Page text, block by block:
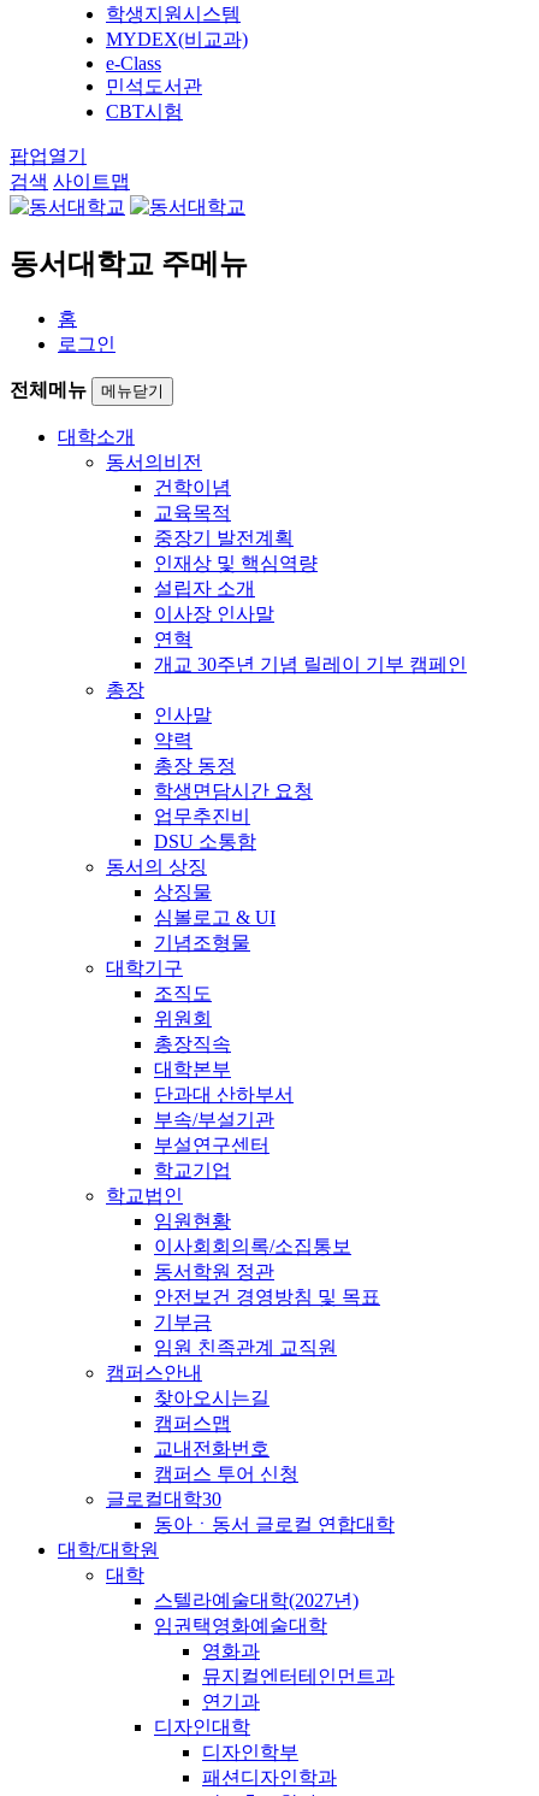
학생지원시스템
MYDEX(비교과)
e-Class
민석도서관
CBT시험
팝업열기
검색 사이트맵
동서대학교 주메뉴
홈
로그인
전체메뉴 메뉴닫기
대학소개
동서의비전
건학이념
교육목적
중장기 발전계획
인재상 및 핵심역량
설립자 소개
이사장 인사말
연혁
개교 30주년 기념 릴레이 기부 캠페인
총장
인사말
약력
총장 동정
학생면담시간 요청
업무추진비
DSU 소통함
동서의 상징
상징물
심볼로고 & UI
기념조형물
대학기구
조직도
위원회
총장직속
대학본부
단과대 산하부서
부속/부설기관
부설연구센터
학교기업
학교법인
임원현황
이사회회의록/소집통보
동서학원 정관
안전보건 경영방침 및 목표
기부금
임원 친족관계 교직원
캠퍼스안내
찾아오시는길
캠퍼스맵
교내전화번호
캠퍼스 투어 신청
글로컬대학30
동아ㆍ동서 글로컬 연합대학
대학/대학원
대학
스텔라예술대학(2027년)
임권택영화예술대학
영화과
뮤지컬엔터테인먼트과
연기과
디자인대학
디자인학부
패션디자인학과